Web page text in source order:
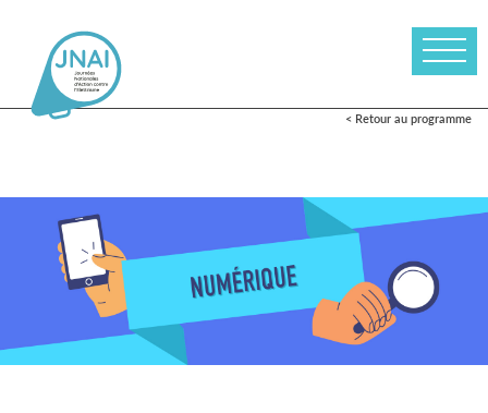
< Retour au programme